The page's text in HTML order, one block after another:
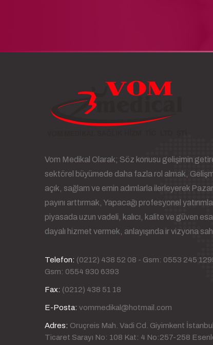
Vom Medikal Olarak; Söz konusu gelişimin
sektörel büyümede daha fazla rol almak,
açık, sağlam ve emin adımlarla ilerleyerek Pazar
payını arttırmak, Yapacağı profesyonel
piyasada uzun vadeli, kalıcı, kalite ve güven
dayalı hizmet vermek, anlayışında ir vizyona
Telefon: (0212) 438 52 08 - Gsm: 0553 245
Gsm: 0554 930 6393
Fax: (0212) 438 51 18
E-Posta: vommedikal@hotmail.com
Adres: Oruçreis Mah. Vadi Cd. Giyimkent İstanbul
Ticaret Sarayı No: 108 Kat: 4 No:257-258